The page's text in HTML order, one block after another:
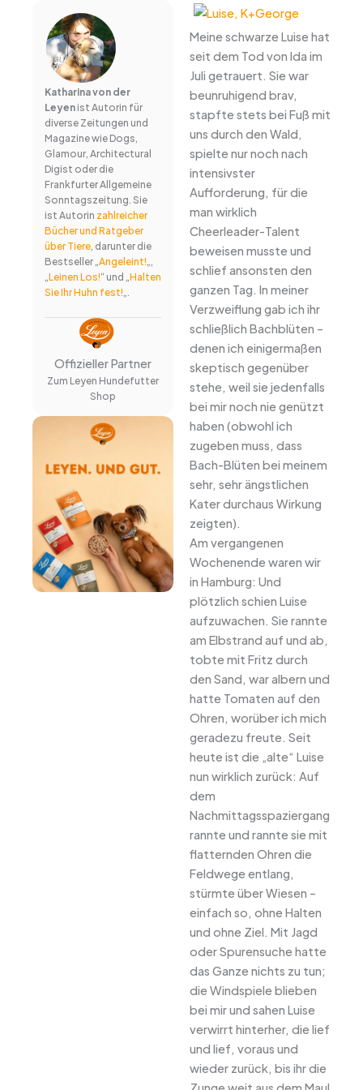
Katharina von der
Leyenist Autorin für
diverse Zeitungen und
Magazine wie Dogs,
Glamour, Architectural
Digist oder die
Frankfurter Allgemeine
Sonntagszeitung. Sie
ist Autorin zahlreicher
Bücher und Ratgeber
über Tiere, darunter die
Bestseller „ Angeleint!
Leinen Los!“ und „ Halten
Sie Ihr Huhn fest!
Offizieller Partner
Zum Leyen Hundefutter
Shop
Meine schwarze Luise hat
seit dem Tod von Ida im
Juli getrauert. Sie war
beunruhigend brav,
stapfte stets bei Fuß mit
uns durch den Wald,
spielte nur noch nach
intensivster
Aufforderung, für die
man wirklich
Cheerleader-Talent
beweisen musste und
schlief ansonsten den
ganzen Tag. In meiner
Verzweiflung gab ich ihr
schließlich Bachblüten –
denen ich einigermaßen
skeptisch gegenüber
stehe, weil sie jedenfalls
bei mir noch nie genützt
haben (obwohl ich
zugeben muss, dass
Bach-Blüten bei meinem
sehr, sehr ängstlichen
Kater durchaus Wirkung
zeigten).
Am vergangenen
Wochenende waren wir
in Hamburg: Und
plötzlich schien Luise
aufzuwachen. Sie rannte
am Elbstrand auf und ab,
tobte mit Fritz durch
den Sand, war albern und
hatte Tomaten auf den
Ohren, worüber ich mich
geradezu freute. Seit
heute ist die „alte“ Luise
nun wirklich zurück: Auf
dem
Nachmittagsspaziergang
rannte und rannte sie mit
flatternden Ohren die
Feldwege entlang,
stürmte über Wiesen –
einfach so, ohne Halten
und ohne Ziel. Mit Jagd
oder Spurensuche hatte
das Ganze nichts zu tun;
die Windspiele blieben
bei mir und sahen Luise
verwirrt hinterher, die lief
und lief, voraus und
wieder zurück, bis ihr die